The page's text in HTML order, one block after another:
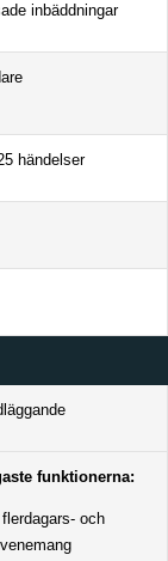
inbäddningar
händelser
funktionerna:
och